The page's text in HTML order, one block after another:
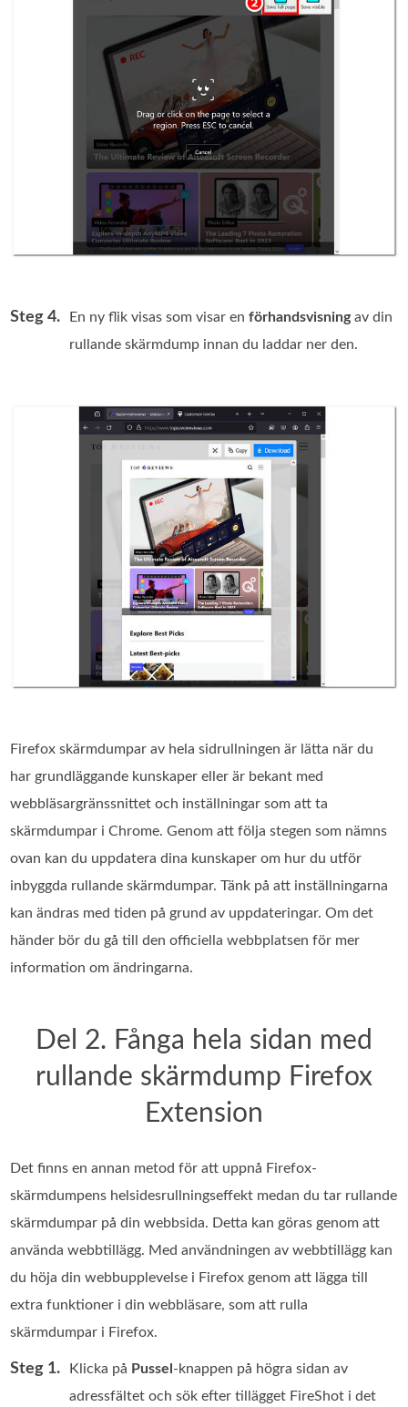
Steg 4. En ny flik visas som visar enförhandsvisningav din
rullande skärmdump innan du laddar ner den.
Firefox skärmdumpar av hela sidrullningen är lätta när du
har grundläggande kunskaper eller är bekant med
webbläsargränssnittet och inställningar som att ta
skärmdumpar i Chrome. Genom att följa stegen som nämns
ovan kan du uppdatera dina kunskaper om hur du utför
inbyggda rullande skärmdumpar. Tänk på att inställningarna
kan ändras med tiden på grund av uppdateringar. Om det
händer bör du gå till den officiella webbplatsen för mer
information om ändringarna.
Del 2. Fånga hela sidan med
rullande skärmdump Firefox
Extension
Det finns en annan metod för att uppnå Firefox-
skärmdumpens helsidesrullningseffekt medan du tar rullande
skärmdumpar på din webbsida. Detta kan göras genom att
använda webbtillägg. Med användningen av webbtillägg kan
du höja din webbupplevelse i Firefox genom att lägga till
extra funktioner i din webbläsare, som att rulla
skärmdumpar i Firefox.
Steg 1. Klicka på Pussel -knappen på högra sidan av
adressfältet och sök efter tillägget FireShot i det